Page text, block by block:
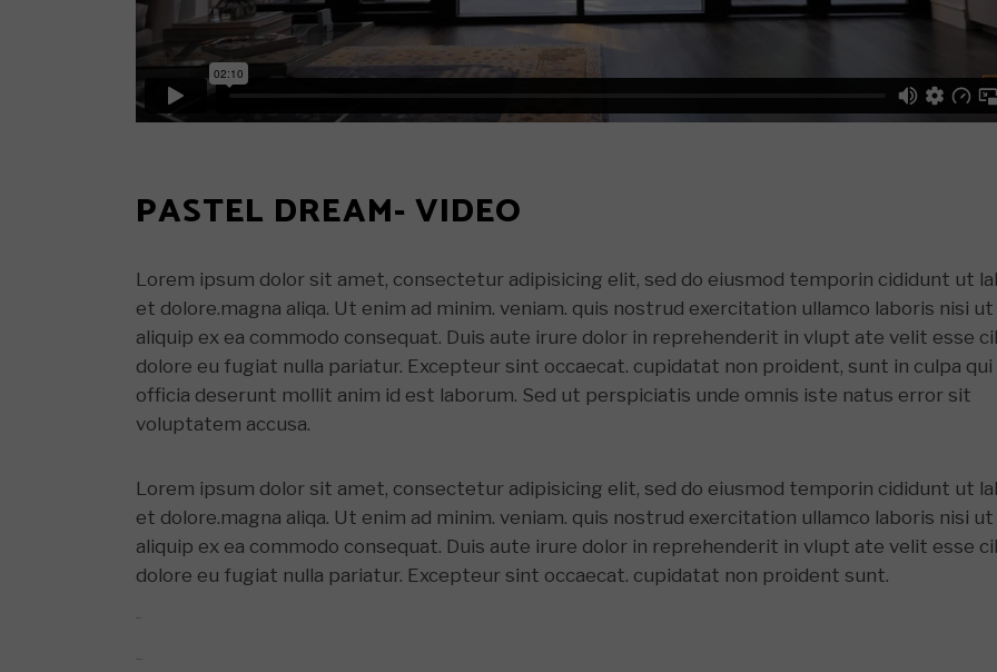
PASTEL DREAM- VIDEO
Lorem ipsum dolor sit amet, consectetur adipisicing elit, sed do eiusmod temporin cididunt ut
et dolore.magna aliqa. Ut enim ad minim. veniam. quis nostrud exercitation ullamco laboris nisi ut
aliquip ex ea commodo consequat. Duis aute irure dolor in reprehenderit in vlupt ate velit esse
dolore eu fugiat nulla pariatur. Excepteur sint occaecat. cupidatat non proident, sunt in culpa qui
officia deserunt mollit anim id est laborum. Sed ut perspiciatis unde omnis iste natus error sit
voluptatem accusa.
Lorem ipsum dolor sit amet, consectetur adipisicing elit, sed do eiusmod temporin cididunt ut
et dolore.magna aliqa. Ut enim ad minim. veniam. quis nostrud exercitation ullamco laboris nisi ut
aliquip ex ea commodo consequat. Duis aute irure dolor in reprehenderit in vlupt ate velit esse
dolore eu fugiat nulla pariatur. Excepteur sint occaecat. cupidatat non proident sunt.